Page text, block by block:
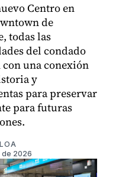
Centro en
de
todas las
del condado
una conexión
y
para preservar
para futuras
de 2026